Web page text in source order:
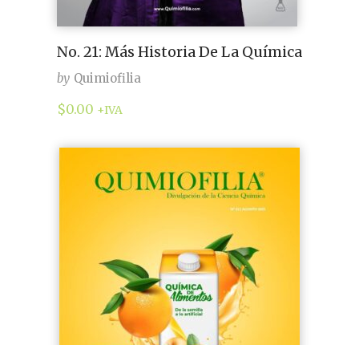
No. 21: Más Historia De La Química
by Quimiofilia
$0.00 +IVA